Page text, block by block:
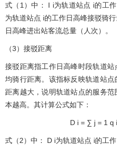
式（1）中： I i为轨道站点 i的工
为轨道站点 i的工作日高峰接驳骑行
日高峰进出站客流总量（人次）。
（3）接驳距离
接驳距离指工作日高峰时段轨道
均骑行距离。该指标反映轨道站
距离越大，说明轨道站点的服务
本越高。其计算公式如下：
D i = ∑ j = 1 q i
式（2）中： D i为轨道站点 i的工